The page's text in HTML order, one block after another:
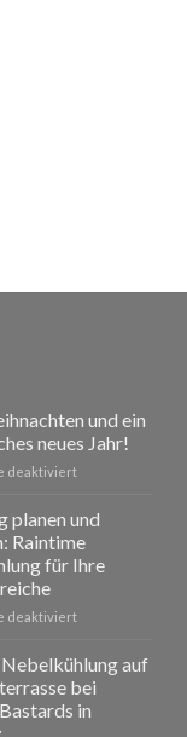
und ein
neues Jahr!
deaktiviertfür
Weihnachten
und
ein
erfolgreiches
Jahr!
planen und
Raintime
für Ihre
deaktiviertfür
planen
und
umsetzen:
Raintime
auf
bei
in